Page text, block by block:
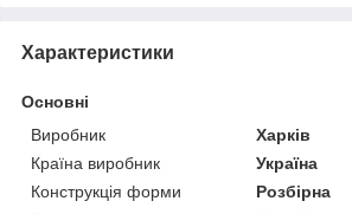
Характеристики
Основні
Виробник
Харків
Країна виробник
Україна
Конструкція форми
Розбірна